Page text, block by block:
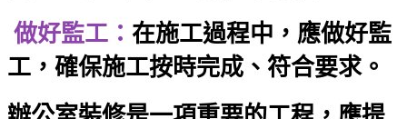
做好監工： 在施工過程中，應做好監
工，確保施工按時完成、符合要求。